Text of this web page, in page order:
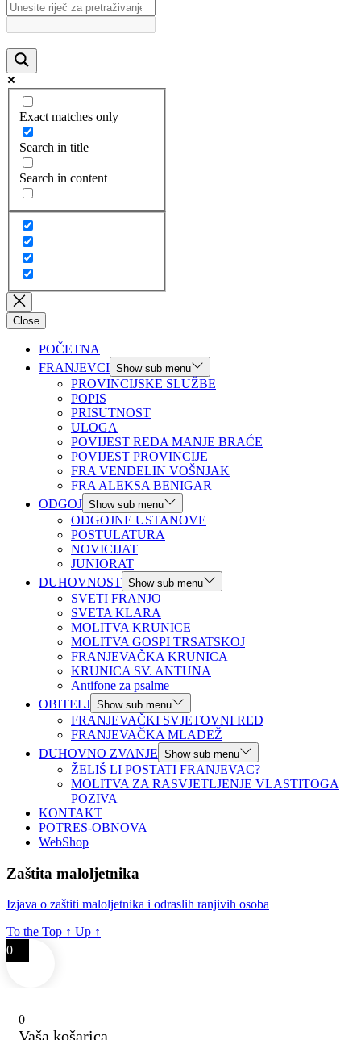
Exact matches only
Search in title
Search in content
Close
POČETNA
FRANJEVCI Show sub menu
PROVINCIJSKE SLUŽBE
POPIS
PRISUTNOST
ULOGA
POVIJEST REDA MANJE BRAĆE
POVIJEST PROVINCIJE
FRA VENDELIN VOŠNJAK
FRA ALEKSA BENIGAR
ODGOJ Show sub menu
ODGOJNE USTANOVE
POSTULATURA
NOVICIJAT
JUNIORAT
DUHOVNOST Show sub menu
SVETI FRANJO
SVETA KLARA
MOLITVA KRUNICE
MOLITVA GOSPI TRSATSKOJ
FRANJEVAČKA KRUNICA
KRUNICA SV. ANTUNA
Antifone za psalme
OBITELJ Show sub menu
FRANJEVAČKI SVJETOVNI RED
FRANJEVAČKA MLADEŽ
DUHOVNO ZVANJE Show sub menu
ŽELIŠ LI POSTATI FRANJEVAC?
MOLITVA ZA RASVJETLJENJE VLASTITOGA
POZIVA
KONTAKT
POTRES-OBNOVA
WebShop
Zaštita maloljetnika
Izjava o zaštiti maloljetnika i odraslih ranjivih osoba
To the Top ↑ Up ↑
0
0
Vaša košarica